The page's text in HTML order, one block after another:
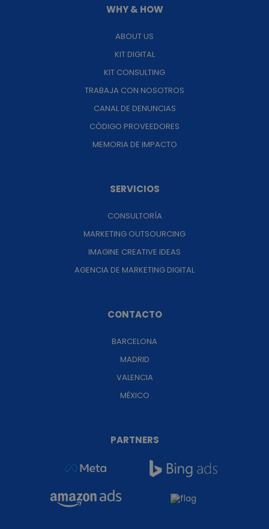
WHY & HOW
ABOUT US
KIT DIGITAL
KIT CONSULTING
TRABAJA CON NOSOTROS
CANAL DE DENUNCIAS
CÓDIGO PROVEEDORES
MEMORIA DE IMPACTO
SERVICIOS
CONSULTORÍA
MARKETING OUTSOURCING
IMAGINE CREATIVE IDEAS
AGENCIA DE MARKETING DIGITAL
CONTACTO
BARCELONA
MADRID
VALENCIA
MÉXICO
PARTNERS